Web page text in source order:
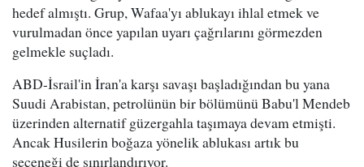
hedef almıştı. Grup, Wafaa'yı ablukayı ihlal etmek ve
vurulmadan önce yapılan uyarı çağrılarını görmezden
gelmekle suçladı.
ABD-İsrail'in İran'a karşı savaşı başladığından bu yana
Suudi Arabistan, petrolünün bir bölümünü Babu'l Mendeb
üzerinden alternatif güzergahla taşımaya devam etmişti.
Ancak Husilerin boğaza yönelik ablukası artık bu
seçeneği de sınırlandırıyor.